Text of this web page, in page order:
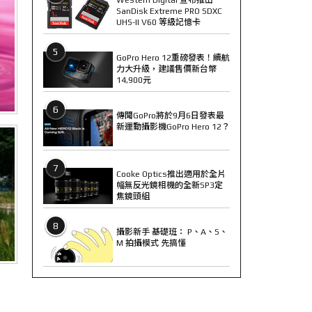
SanDisk Extreme PRO SDXC
UHS-II V60 等級記憶卡
5
GoPro Hero 12重磅發表！續航
力大升級，建議售價新台幣
14,900元
6
傳聞GoPro將於9月6日發表最
新運動攝影機GoPro Hero 12？
7
Cooke Optics推出適用於全片
幅無反光鏡相機的全新SP3定
焦鏡頭組
8
攝影新手 基礎班： P、A、S、
M 拍攝模式 先搞懂